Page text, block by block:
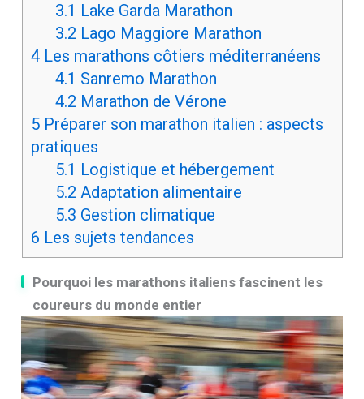
3.1 Lake Garda Marathon
3.2 Lago Maggiore Marathon
4Les marathons côtiers méditerranéens
4.1 Sanremo Marathon
4.2 Marathon de Vérone
5Préparer son marathon italien : aspects
pratiques
5.1 Logistique et hébergement
5.2 Adaptation alimentaire
5.3 Gestion climatique
6 Les sujets tendances
Pourquoi les marathons italiens fascinent les
coureurs du monde entier